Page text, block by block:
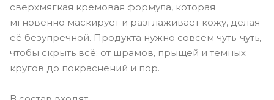
сверхмягкая кремовая формула, которая
мгновенно маскирует и разглаживает кожу, делая
её безупречной. Продукта нужно совсем чуть-чуть,
чтобы скрыть всё: от шрамов, прыщей и темных
кругов до покраснений и пор.